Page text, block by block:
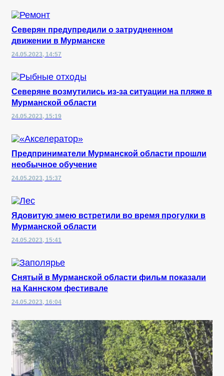
Северян предупредили о затрудненном
движении в Мурманске
24.05.2023, 14:57
Северяне возмутились из-за ситуации на пляже в
Мурманской области
24.05.2023, 15:19
Предприниматели Мурманской области прошли
необычное обучение
24.05.2023, 15:37
Ядовитую змею встретили во время прогулки в
Мурманской области
24.05.2023, 15:41
Снятый в Мурманской области фильм показали
на Каннском фестивале
24.05.2023, 16:04